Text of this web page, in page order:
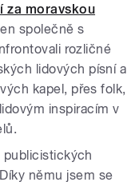
za moravskou
společně s
rozličné
lidových písní a
kapel, přes folk,
inspiracím v
publicistických
němu jsem se